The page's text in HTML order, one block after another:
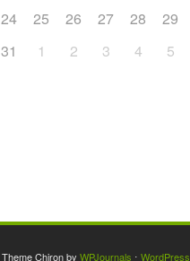
24
25 26 27 28 29
31
1 2 3 4 5
Theme Chiron by WPJournals ⋅ WordPress